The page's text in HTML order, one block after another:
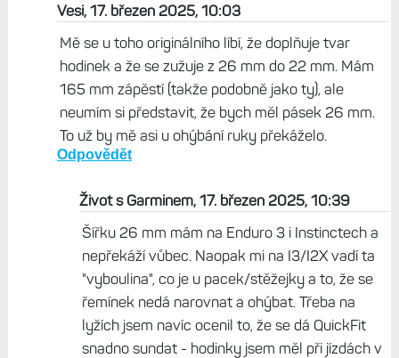
Vesi, 17. březen 2025, 10:03
Mě se u toho originálního líbí, že doplňuje tvar
hodinek a že se zužuje z 26 mm do 22 mm. Mám
165 mm zápěstí (takže podobně jako ty), ale
neumím si představit, že bych měl pásek 26 mm.
To už by mě asi u ohýbání ruky překáželo.
Odpovědět
Život s Garminem, 17. březen 2025, 10:39
Šířku 26 mm mám na Enduro 3 i Instinctech a
nepřekáží vůbec. Naopak mi na I3/I2X vadí ta
"vyboulina", co je u pacek/stěžejky a to, že se
řemínek nedá narovnat a ohýbat. Třeba na
lyžích jsem navíc ocenil to, že se dá QuickFit
snadno sundat - hodinky jsem měl při jízdách v